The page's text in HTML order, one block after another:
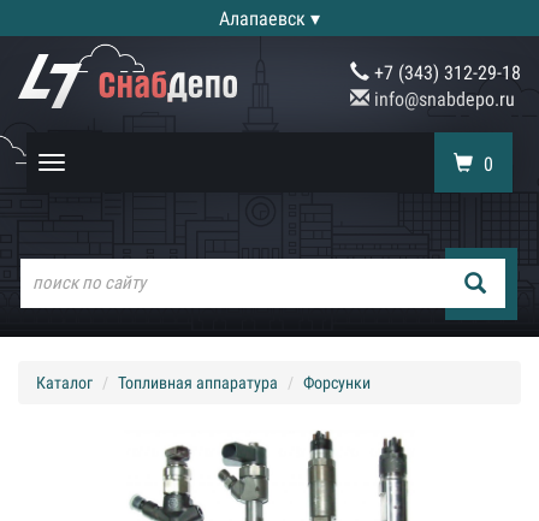
Алапаевск ▾
+7 (343) 312-29-18
info@snabdepo.ru
Toggle
0
Каталог Топливная аппаратура Форсунки